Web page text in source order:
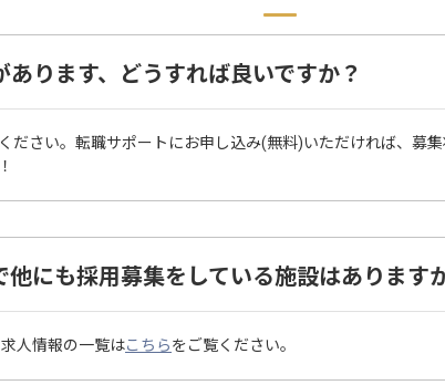
あります、どうすれば良いですか？
ださい。転職サポートにお申し込み(無料)いただければ、募
他にも採用募集をしている施設はあります
人情報の一覧はこちらをご覧ください。